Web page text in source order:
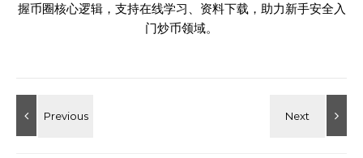
握币圈核心逻辑，支持在线学习、资料下载，助力新手安全入
门炒币领域。